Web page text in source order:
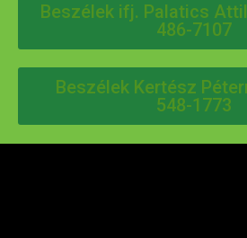
Beszélek ifj. Palatics
486-7107
Beszélek Kertész
548-1773